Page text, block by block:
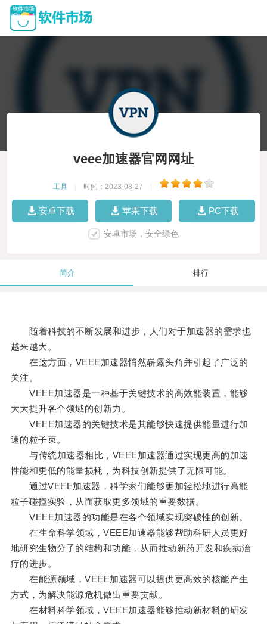
veee加速器官网网址
工具 时间：2023-08-27
安卓下载 苹果下载 PC下载
安卓市场，安全绿色
简介 排行
随着科技的不断发展和进步，人们对于加速器的需求也
越来越大。
在这方面，VEEE加速器悄然崭露头角并引起了广泛的
关注。
VEEE加速器是一种基于关键技术的高效能装置，能够
大大提升各个领域的创新力。
VEEE加速器的关键技术是其能够快速提供能量进行加
速的粒子束。
与传统加速器相比，VEEE加速器通过实现更高的加速
性能和更低的能量损耗，为科技创新提供了无限可能。
通过VEEE加速器，科学家们能够更加轻松地进行高能
粒子碰撞实验，从而获取更多领域的重要数据。
VEEE加速器的功能是在各个领域实现突破性的创新。
在生命科学领域，VEEE加速器能够帮助科研人员更好
地研究生物分子的结构和功能，从而推动新药开发和疾病治
疗的进步。
在能源领域，VEEE加速器可以提供更高效的核能产生
方式，为解决能源危机做出重要贡献。
在材料科学领域，VEEE加速器能够推动新材料的研发